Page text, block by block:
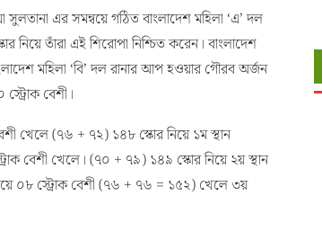
সুলতানা এর সমন্বয়ে গঠিত বাংলাদেশ মহিলা ‘এ’ দল
তাঁরা এই শিরোপা নিশ্চিত করেন। বাংলাদেশ
মহিলা ‘বি’ দল রানার আপ হওয়ার গৌরব অর্জন
বেশী।
খেলে (৭৬ + ৭২) ১৪৮ স্কোর নিয়ে ১ম স্থান
বেশী খেলে। (৭০ + ৭৯) ১৪৯ স্কোর নিয়ে ২য় স্থান
০৮ স্ট্রোক বেশী (৭৬ + ৭৬ = ১৫২) খেলে ৩য়